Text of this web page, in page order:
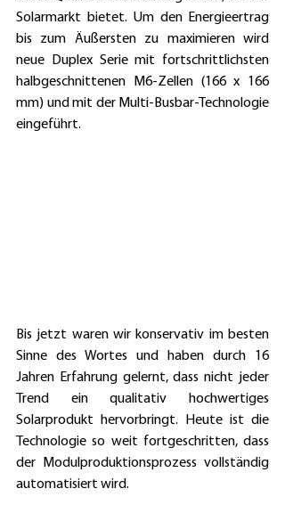
Solarmarkt bietet. Um den Energieertrag
bis zum Äußersten zu maximieren wird
neue Duplex Serie mit fortschrittlichsten
halbgeschnittenen M6-Zellen (166 x 166
mm) und mit der Multi-Busbar-Technologie
eingeführt.
Bis jetzt waren wir konservativ im besten
Sinne des Wortes und haben durch 16
Jahren Erfahrung gelernt, dass nicht jeder
Trend ein qualitativ hochwertiges
Solarprodukt hervorbringt. Heute ist die
Technologie so weit fortgeschritten, dass
der Modulproduktionsprozess vollständig
automatisiert wird.